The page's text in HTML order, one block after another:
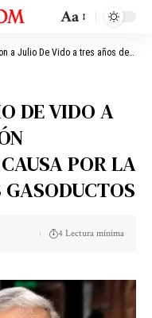
Aa
a tres años de prisión condicional en la causa por la ampliación de dos gasoductos
DE VIDO A
POR LA
4 Lectura mínima